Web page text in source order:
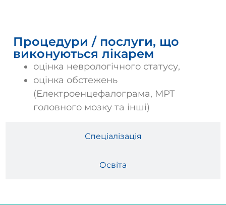
Спеціалізація
Освіта
Процедури / послуги, що
виконуються лікарем
оцінка неврологічного статусу,
оцінка обстежень
(Електроенцефалограма, МРТ
головного мозку та інші)